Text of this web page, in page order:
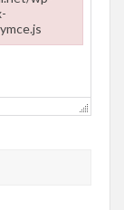
wp-content/